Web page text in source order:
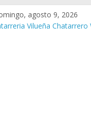
agosto 9, 2026
Vilueña Chatarrero